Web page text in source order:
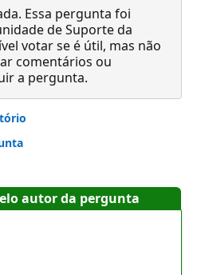
Essa pergunta foi
de Suporte da
votar se é útil, mas não
comentários ou
a pergunta.
autor da pergunta